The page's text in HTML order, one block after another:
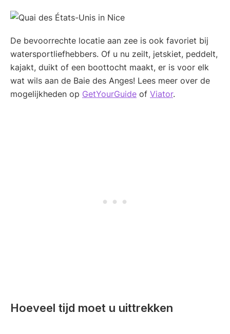
De bevoorrechte locatie aan zee is ook favoriet bij
watersportliefhebbers. Of u nu zeilt, jetskiet, peddelt,
kajakt, duikt of een boottocht maakt, er is voor elk
wat wils aan de Baie des Anges! Lees meer over de
mogelijkheden op GetYourGuide of Viator.
Hoeveel tijd moet u uittrekken